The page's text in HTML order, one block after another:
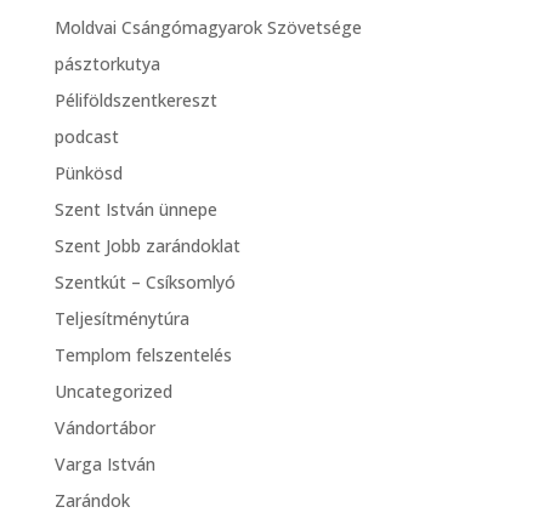
Moldvai Csángómagyarok Szövetsége
pásztorkutya
Péliföldszentkereszt
podcast
Pünkösd
Szent István ünnepe
Szent Jobb zarándoklat
Szentkút – Csíksomlyó
Teljesítménytúra
Templom felszentelés
Uncategorized
Vándortábor
Varga István
Zarándok